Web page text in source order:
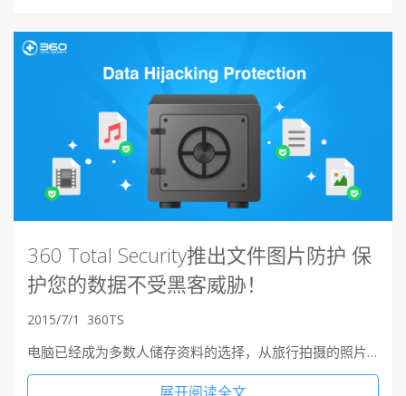
360 Total Security推出文件图片防护 保
护您的数据不受黑客威胁！
2015/7/1 360TS
电脑已经成为多数人储存资料的选择，从旅行拍摄的照片…